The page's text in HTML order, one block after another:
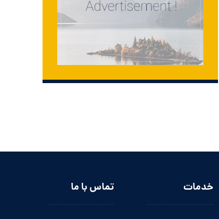
خدمات تماس با ما